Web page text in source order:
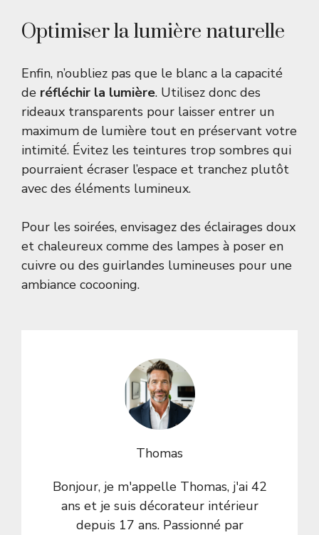
Optimiser la lumière naturelle
Enfin, n’oubliez pas que le blanc a la capacité
de réfléchir la lumière. Utilisez donc des
rideaux transparents pour laisser entrer un
maximum de lumière tout en préservant votre
intimité. Évitez les teintures trop sombres qui
pourraient écraser l’espace et tranchez plutôt
avec des éléments lumineux.
Pour les soirées, envisagez des éclairages doux
et chaleureux comme des lampes à poser en
cuivre ou des guirlandes lumineuses pour une
ambiance cocooning.
Thomas
Bonjour, je m'appelle Thomas, j'ai 42
ans et je suis décorateur intérieur
depuis 17 ans. Passionné par